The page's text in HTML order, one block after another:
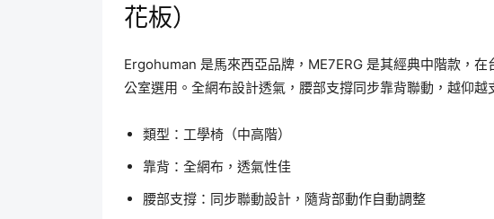
花板）
Ergohuman 是馬來西亞品牌，ME7ERG 是其經典中階款，
公室選用。全網布設計透氣，腰部支撐同步靠背聯動，越仰越
類型：工學椅（中高階）
靠背：全網布，透氣性佳
腰部支撐：同步聯動設計，隨背部動作自動調整